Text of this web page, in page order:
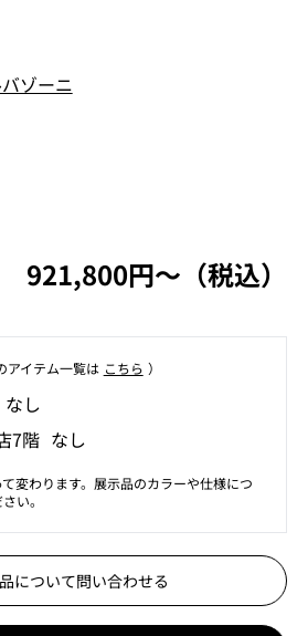
ゾーニ
921,800円〜（税込）
アイテム⼀覧は こちら ）
し
7階 なし
変わります。展示品のカラーや仕様につ
い。
について問い合わせる